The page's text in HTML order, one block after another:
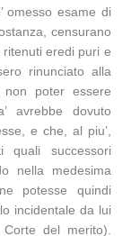
omesso esame di
censurano
eredi puri e
rinunciato alla
non poter essere
avrebbe dovuto
e che, al piu’,
quali successori
nella medesima
potesse quindi
incidentale da lui
del merito).